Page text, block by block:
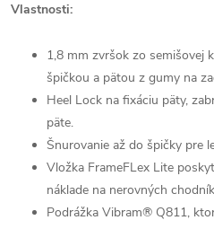
Vlastnosti:
1,8 mm zvršok zo semišovej
špičkou a pätou z gumy na
Heel Lock na fixáciu päty,
päte.
Šnurovanie až do špičky pre
Vložka FrameFLex Lite
náklade na nerovných
Podrážka Vibram® Q811,